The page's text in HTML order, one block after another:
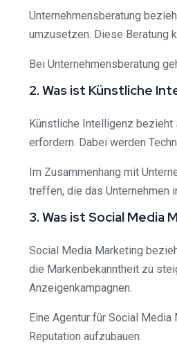
Unternehmensberatung
umzusetzen. Diese Beratung
Bei Unternehmensberatung
2. Was ist Künstliche
Künstliche Intelligenz bezieht
erfordern. Dabei werden
Im Zusammenhang mit
treffen, die das Unternehmen
3. Was ist Social Media
Social Media Marketing
die Markenbekanntheit zu
Anzeigenkampagnen.
Eine Agentur für Social
Reputation aufzubauen.